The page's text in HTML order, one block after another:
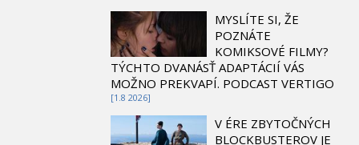
MYSLÍTE SI, ŽE
POZNÁTE
KOMIKSOVÉ FILMY?
TÝCHTO DVANÁSŤ ADAPTÁCIÍ VÁS
MOŽNO PREKVAPÍ. PODCAST VERTIGO
[1.8 2026]
V ÉRE ZBYTOČNÝCH
BLOCKBUSTEROV JE